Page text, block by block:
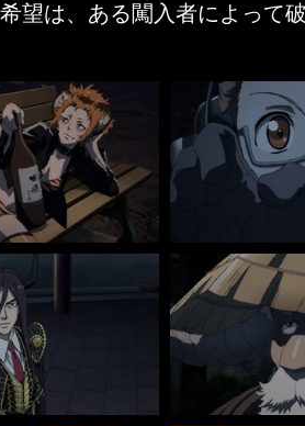
望は、ある闖入者によって